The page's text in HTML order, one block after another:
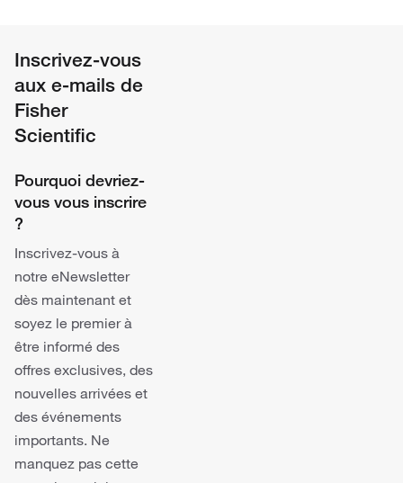
Inscrivez-vous
aux e-mails de
Fisher
Scientific
Pourquoi devriez-
vous vous inscrire
?
Inscrivez-vous à
notre eNewsletter
dès maintenant et
soyez le premier à
être informé des
offres exclusives, des
nouvelles arrivées et
des événements
importants. Ne
manquez pas cette